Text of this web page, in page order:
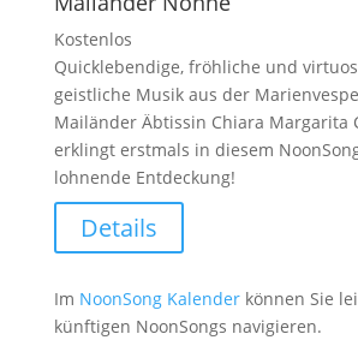
Kostenlos
Quicklebendige, fröhliche und
geistliche Musik aus der
Mailänder Äbtissin Chiara Margarita
erklingt erstmals in diesem
lohnende Entdeckung!
Details
Im NoonSong Kalenderkönnen Sie
künftigen NoonSongs navigieren.